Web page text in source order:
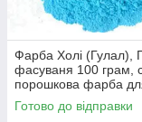
Фарба Холі (Гулал),
фасуваня 100 грам,
порошкова фарба
фествиалів,
фото
Готово до відправки